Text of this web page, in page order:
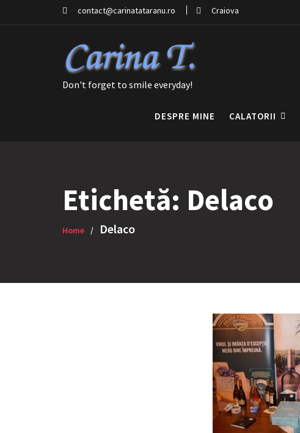
contact@carinatataranu.ro Craiova
Don't forget to smile everyday!
DESPRE MINE CALATORII
Etichetă: Delaco
Home Delaco